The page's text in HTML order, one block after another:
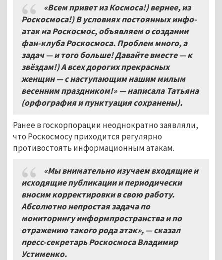
«Всем привет из Космоса!) вернее, из
Роскосмоса!) В условиях постоянных инфо-
атак на Роскосмос, объявляем о создании
фан-клуба Роскосмоса. Проблем много,а
задач — и того больше! Давайте вместе — к
звёздам!) А всех дорогих прекрасных
женщин — с наступающим нашим милым
весенним праздником!» — написала Татьяна
(орфография и пунктуация сохранены).
Ранее в госкорпорации неоднократно заявляли,
что Роскосмосу приходится регулярно
противостоять информационным атакам.
«Мы внимательно изучаем входящие и
исходящие публикации и периодически
вносим корректировки в свою работу.
Абсолютно непростая задача по
мониторингу информпространства и по
отражению такого рода атак», — сказал
пресс-секретарь Роскосмоса Владимир
Устименко.